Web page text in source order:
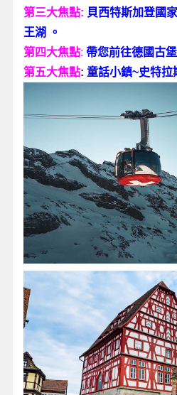
第三大焦點: 貝西特斯加登國
王湖
。
第四大焦點: 帶您前往德國古
第五大焦點: 童話小鎮~史特拉